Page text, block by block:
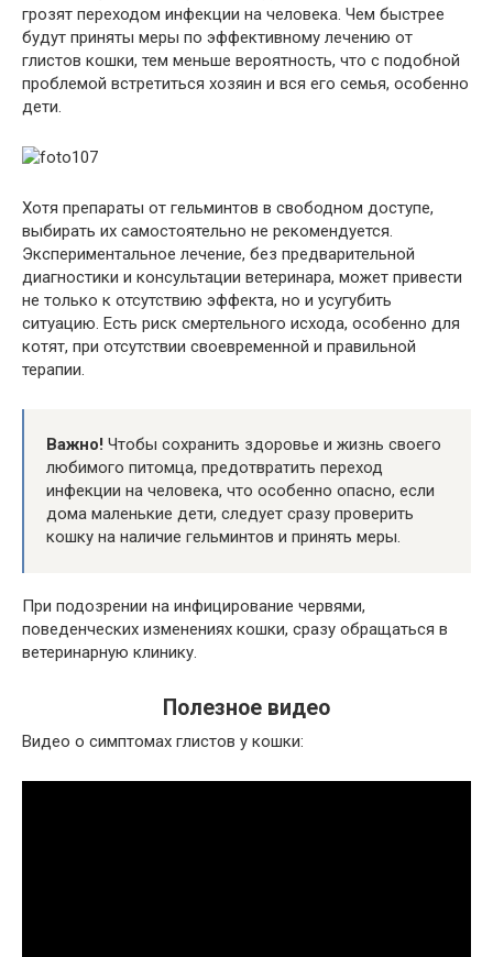
грозят переходом инфекции на человека. Чем быстрее
будут приняты меры по эффективному лечению от
глистов кошки, тем меньше вероятность, что с подобной
проблемой встретиться хозяин и вся его семья, особенно
дети.
Хотя препараты от гельминтов в свободном доступе,
выбирать их самостоятельно не рекомендуется.
Экспериментальное лечение, без предварительной
диагностики и консультации ветеринара, может привести
не только к отсутствию эффекта, но и усугубить
ситуацию. Есть риск смертельного исхода, особенно для
котят, при отсутствии своевременной и правильной
терапии.
Важно! Чтобы сохранить здоровье и жизнь своего
любимого питомца, предотвратить переход
инфекции на человека, что особенно опасно, если
дома маленькие дети, следует сразу проверить
кошку на наличие гельминтов и принять меры.
При подозрении на инфицирование червями,
поведенческих изменениях кошки, сразу обращаться в
ветеринарную клинику.
Полезное видео
Видео о симптомах глистов у кошки: